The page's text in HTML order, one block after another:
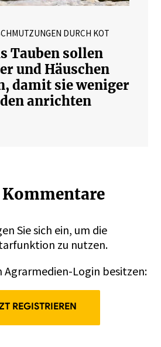
DURCH KOT
Tauben sollen
und Häuschen
damit sie weniger
anrichten
Kommentare
Sie sich ein, um die
zu nutzen.
Agrarmedien-Login besitzen:
REGISTRIEREN